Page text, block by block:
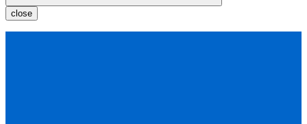
close